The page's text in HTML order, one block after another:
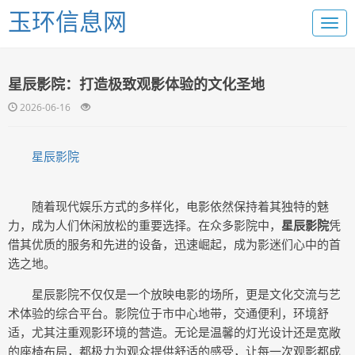
玉环信息网
星辰影院：打造极致观影体验的文化圣地
2026-06-16
星辰影院
随着现代娱乐方式的多样化，电影依然保持着其独特的魅
力，成为人们休闲放松的重要选择。在众多影院中， 星辰影院凭
借其优质的服务和先进的设备，迅速崛起，成为影迷们心中的首
选之地。
星辰影院不仅仅是一个放映电影的场所，更是文化交流与艺
术体验的综合平台。影院位于市中心地带，交通便利，环境舒
适，尤其注重观影环境的营造。无论是温馨的灯光设计还是宽敞
的座椅布局，都极力为观众提供舒适的感受，让每一次观影都成